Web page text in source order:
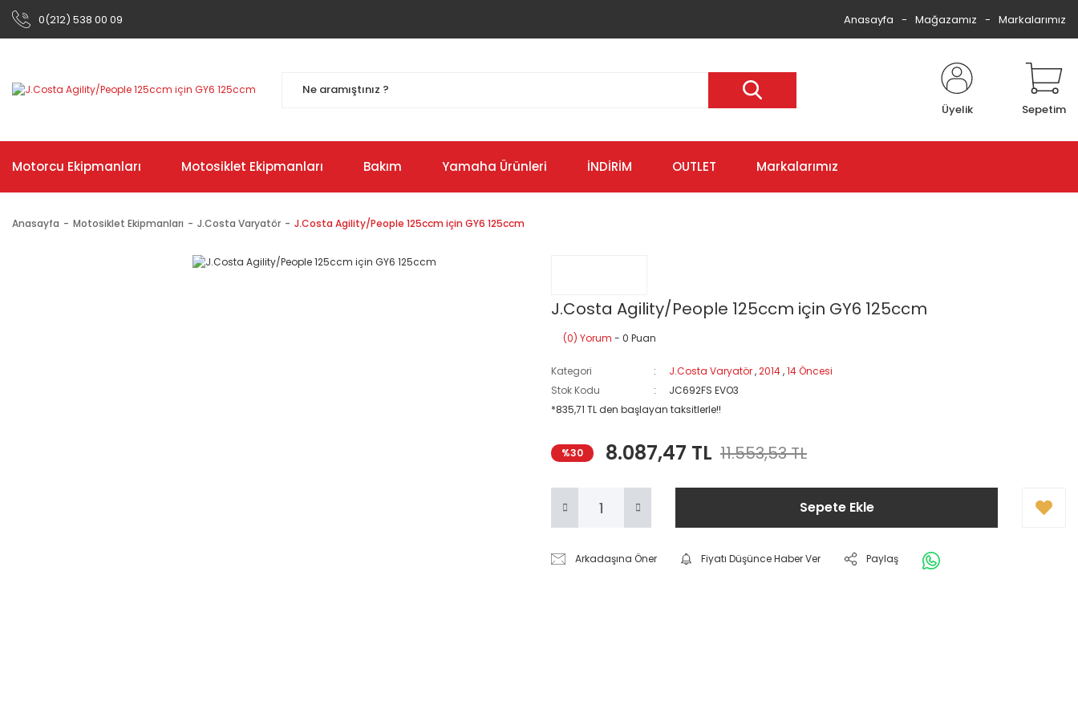
0(212) 538 00 09 Anasayfa Mağazamız Markalarımız
Üyelik Sepetim
Motorcu Ekipmanları Motosiklet Ekipmanları Bakım Yamaha Ürünleri İNDİRİM OUTLET Markalarımız
Anasayfa Motosiklet Ekipmanları J.Costa Varyatör J.Costa Agility/​People 125ccm için GY6 125ccm
J.Costa Agility/​People 125ccm için GY6 125ccm
(0) Yorum - 0 Puan
Kategori J.Costa Varyatör,2014,14 Öncesi
Stok Kodu
JC692FS EVO3
*835,71 TL den başlayan taksitlerle!!
%30 8.087,47 TL 11.553,53 TL
Sepete Ekle
Arkadaşına Öner Fiyatı Düşünce Haber Ver Paylaş